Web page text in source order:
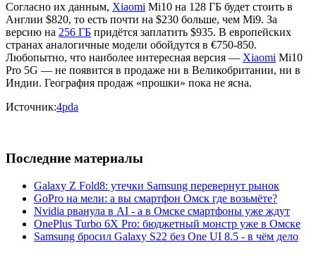
Согласно их данным, Xiaomi Mi10 на 128 ГБ будет стоить в
Англии $820, то есть почти на $230 больше, чем Mi9. За
версию на 256 ГБ придётся заплатить $935. В европейских
странах аналогичные модели обойдутся в €750-850.
Любопытно, что наиболее интересная версия — Xiaomi Mi10
Pro 5G — не появится в продаже ни в Великобритании, ни в
Индии. География продаж «прошки» пока не ясна.
Источник:4pda
Последние материалы
Galaxy Z Fold8: утечки Samsung перевернут рынок
GoPro на мели: а вы смартфон Омск где возьмёте?
Nvidia рванула в AI - а в Омске смартфоны уже ждут
OnePlus Turbo 6X Pro: бюджетный монстр уже в Омске
Samsung бросил Galaxy S22 без One UI 8.5 - в чём дело